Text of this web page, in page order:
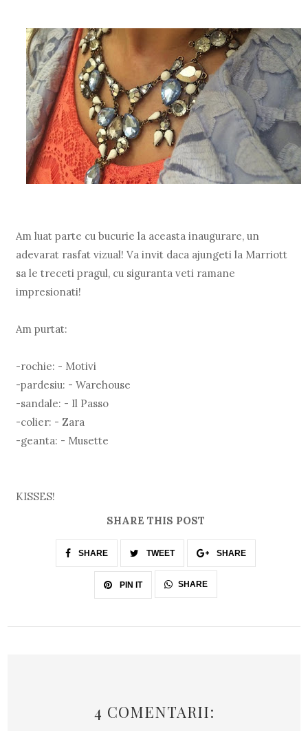
Am luat parte cu bucurie la aceasta inaugurare, un
adevarat rasfat vizual! Va invit daca ajungeti la Marriott
sa le treceti pragul, cu siguranta veti ramane
impresionati!
Am purtat:
-rochie: - Motivi
-pardesiu: - Warehouse
-sandale: - Il Passo
-colier: - Zara
-geanta: - Musette
KISSES!
SHARE THIS POST
SHARE TWEET SHARE
PIN IT SHARE
4 COMENTARII: